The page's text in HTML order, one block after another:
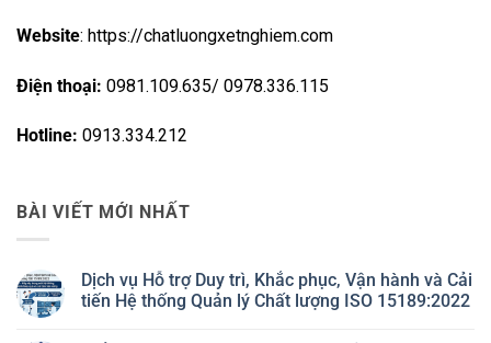
Website: https://chatluongxetnghiem.com
Điện thoại: 0981.109.635/ 0978.336.115
Hotline: 0913.334.212
BÀI VIẾT MỚI NHẤT
Dịch vụ Hỗ trợ Duy trì, Khắc phục, Vận hành và Cải
tiến Hệ thống Quản lý Chất lượng ISO 15189:2022